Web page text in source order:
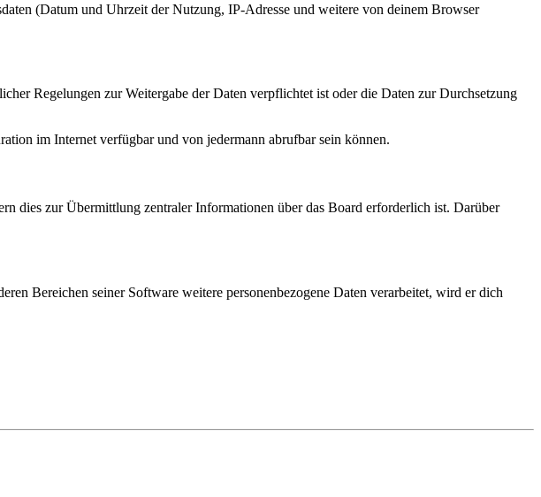
(Datum und Uhrzeit der Nutzung, IP-Adresse und weitere von deinem Browser
Regelungen zur Weitergabe der Daten verpflichtet ist oder die Daten zur Durchsetzung
im Internet verfügbar und von jedermann abrufbar sein können.
dies zur Übermittlung zentraler Informationen über das Board erforderlich ist. Darüber
Bereichen seiner Software weitere personenbezogene Daten verarbeitet, wird er dich